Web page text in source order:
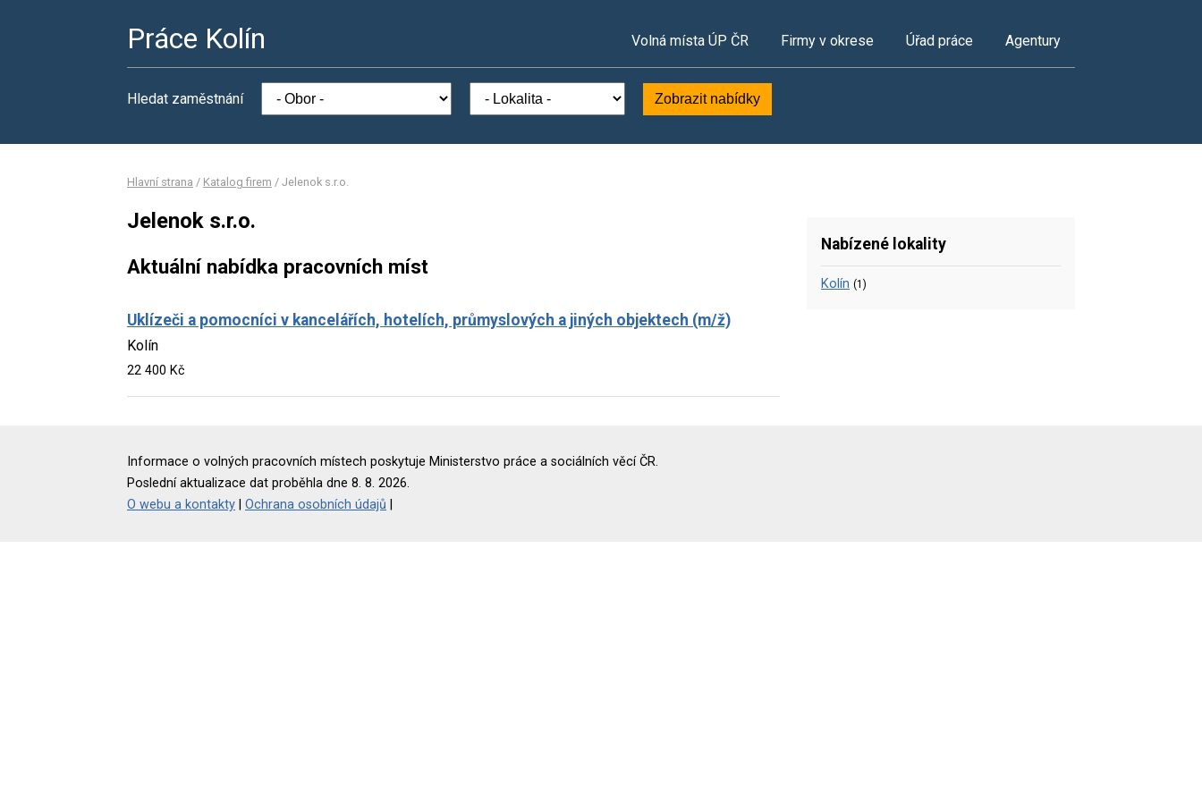
Práce Kolín Volná místa ÚP ČR Firmy v okrese Úřad práce Agentury
Hledat zaměstnání Zobrazit nabídky
Hlavní strana / Katalog firem / Jelenok s.r.o.
Jelenok s.r.o.
Aktuální nabídka pracovních míst
Uklízeči a pomocníci v kancelářích, hotelích, průmyslových a jiných objektech (m/ž)
Kolín
22 400 Kč
Nabízené lokality
Kolín (1)
Informace o volných pracovních místech poskytuje Ministerstvo práce a sociálních věcí ČR.
Poslední aktualizace dat proběhla dne 8. 8. 2026.
O webu a kontakty
Ochrana osobních údajů